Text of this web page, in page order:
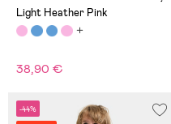
Light Heather Pink
38,90 €
-44%